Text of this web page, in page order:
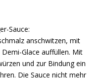
Sauce:
anschwitzen, mit
Glace auffüllen. Mit
und zur Bindung ein
Die Sauce nicht mehr